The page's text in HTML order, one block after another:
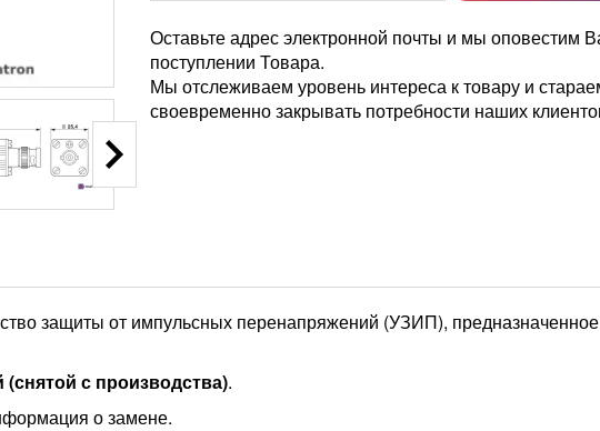
Оставьте адрес электронной почты и мы оповестим
поступлении Товара.
Мы отслеживаем уровень интереса к товару и
своевременно закрывать потребности наших
защиты от импульсных перенапряжений (УЗИП),
(снятой с производства).
о замене.